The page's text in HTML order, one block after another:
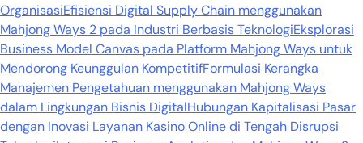
OrganisasiEfisiensi Digital Supply Chain menggunakan
Mahjong Ways 2 pada Industri Berbasis TeknologiEksplorasi
Business Model Canvas pada Platform Mahjong Ways untuk
Mendorong Keunggulan KompetitifFormulasi Kerangka
Manajemen Pengetahuan menggunakan Mahjong Ways
dalam Lingkungan Bisnis DigitalHubungan Kapitalisasi Pasar
dengan Inovasi Layanan Kasino Online di Tengah Disrupsi